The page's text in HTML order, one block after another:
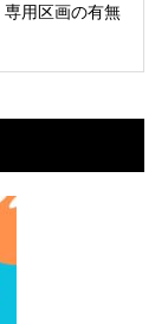
用区画の有無